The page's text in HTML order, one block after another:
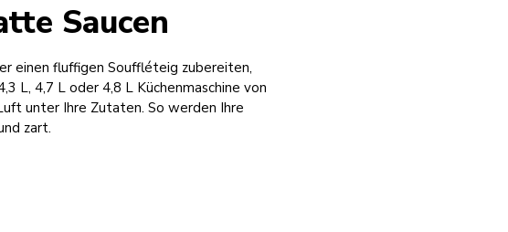
Saucen
einen fluffigen Souffléteig zubereiten,
L, 4,7 L oder 4,8 L Küchenmaschine von
unter Ihre Zutaten. So werden Ihre
zart.